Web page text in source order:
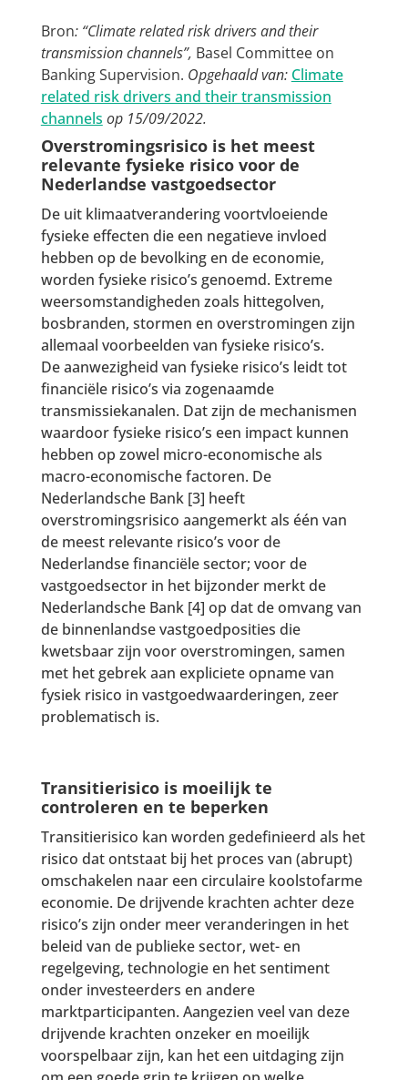
Bron: “Climate related risk drivers and their
transmission channels”, Basel Committee on
Banking Supervision. Opgehaald van: Climate
related risk drivers and their transmission
channels op 15/09/2022.
Overstromingsrisico is het meest
relevante fysieke risico voor de
Nederlandse vastgoedsector
De uit klimaatverandering voortvloeiende
fysieke effecten die een negatieve invloed
hebben op de bevolking en de economie,
worden fysieke risico’s genoemd. Extreme
weersomstandigheden zoals hittegolven,
bosbranden, stormen en overstromingen zijn
allemaal voorbeelden van fysieke risico’s.
De aanwezigheid van fysieke risico’s leidt tot
financiële risico’s via zogenaamde
transmissiekanalen. Dat zijn de mechanismen
waardoor fysieke risico’s een impact kunnen
hebben op zowel micro-economische als
macro-economische factoren. De
Nederlandsche Bank [3] heeft
overstromingsrisico aangemerkt als één van
de meest relevante risico’s voor de
Nederlandse financiële sector; voor de
vastgoedsector in het bijzonder merkt de
Nederlandsche Bank [4] op dat de omvang van
de binnenlandse vastgoedposities die
kwetsbaar zijn voor overstromingen, samen
met het gebrek aan expliciete opname van
fysiek risico in vastgoedwaarderingen, zeer
problematisch is.
Transitierisico is moeilijk te
controleren en te beperken
Transitierisico kan worden gedefinieerd als het
risico dat ontstaat bij het proces van (abrupt)
omschakelen naar een circulaire koolstofarme
economie. De drijvende krachten achter deze
risico’s zijn onder meer veranderingen in het
beleid van de publieke sector, wet- en
regelgeving, technologie en het sentiment
onder investeerders en andere
marktparticipanten. Aangezien veel van deze
drijvende krachten onzeker en moeilijk
voorspelbaar zijn, kan het een uitdaging zijn